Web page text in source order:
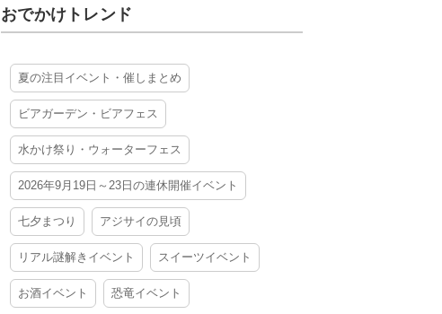
おでかけトレンド
夏の注目イベント・催しまとめ
ビアガーデン・ビアフェス
水かけ祭り・ウォーターフェス
2026年9月19日～23日の連休開催イベント
七夕まつり アジサイの見頃
リアル謎解きイベント スイーツイベント
お酒イベント 恐竜イベント